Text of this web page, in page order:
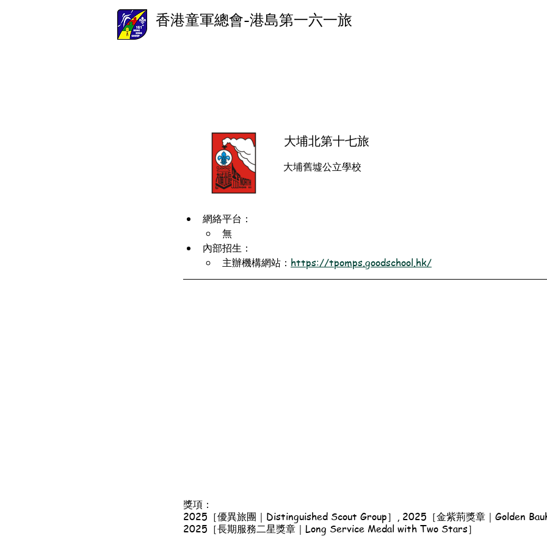
香港童軍總會-港島第一六一旅
大埔北第十七旅
大埔舊墟公立學校
網絡平台：
無
內部招生：
主辦機構網站： https://tpomps.goodschool.hk/
獎項：
2025［優異旅團｜Distinguished Scout Group］, 2025［金紫荊獎章｜Golden
2025［長期服務二星獎章｜Long Service Medal with Two Stars］